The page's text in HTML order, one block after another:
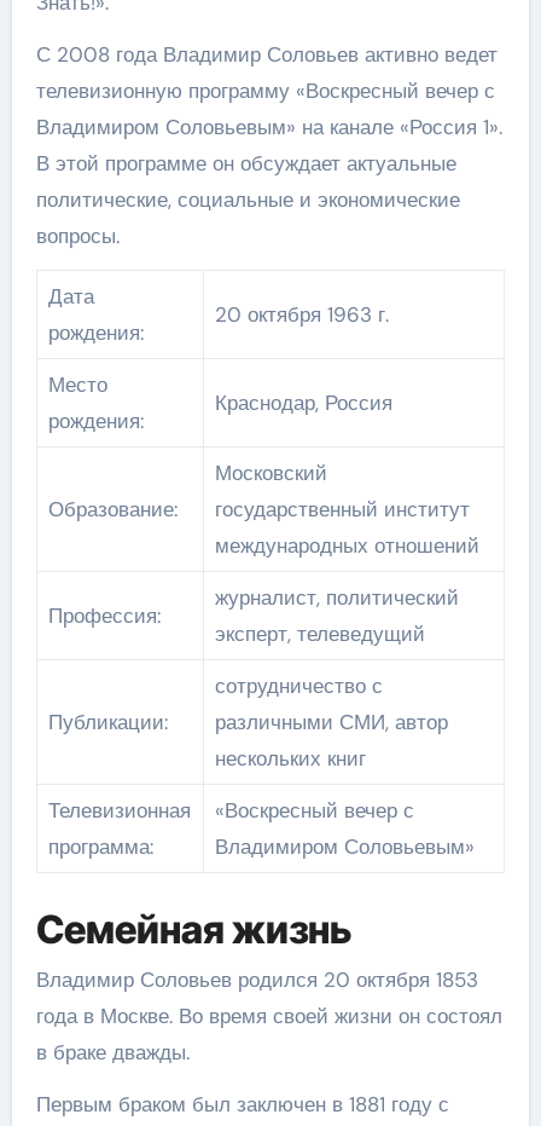
С 2008 года Владимир Соловьев активно ведет
телевизионную программу «Воскресный вечер с
Владимиром Соловьевым» на канале «Россия 1».
В этой программе он обсуждает актуальные
политические, социальные и экономические
вопросы.
Дата
рождения:
20 октября 1963 г.
Место
рождения:
Краснодар, Россия
Образование:
Московский
государственный институт
международных отношений
Профессия:
журналист, политический
эксперт, телеведущий
Публикации:
сотрудничество с
различными СМИ, автор
нескольких книг
Телевизионная
программа:
«Воскресный вечер с
Владимиром Соловьевым»
Семейная жизнь
Владимир Соловьев родился 20 октября 1853
года в Москве. Во время своей жизни он состоял
в браке дважды.
Первым браком был заключен в 1881 году с